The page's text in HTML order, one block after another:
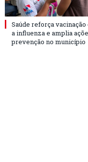
Saúde reforça
a influenza e amplia
prevenção no município